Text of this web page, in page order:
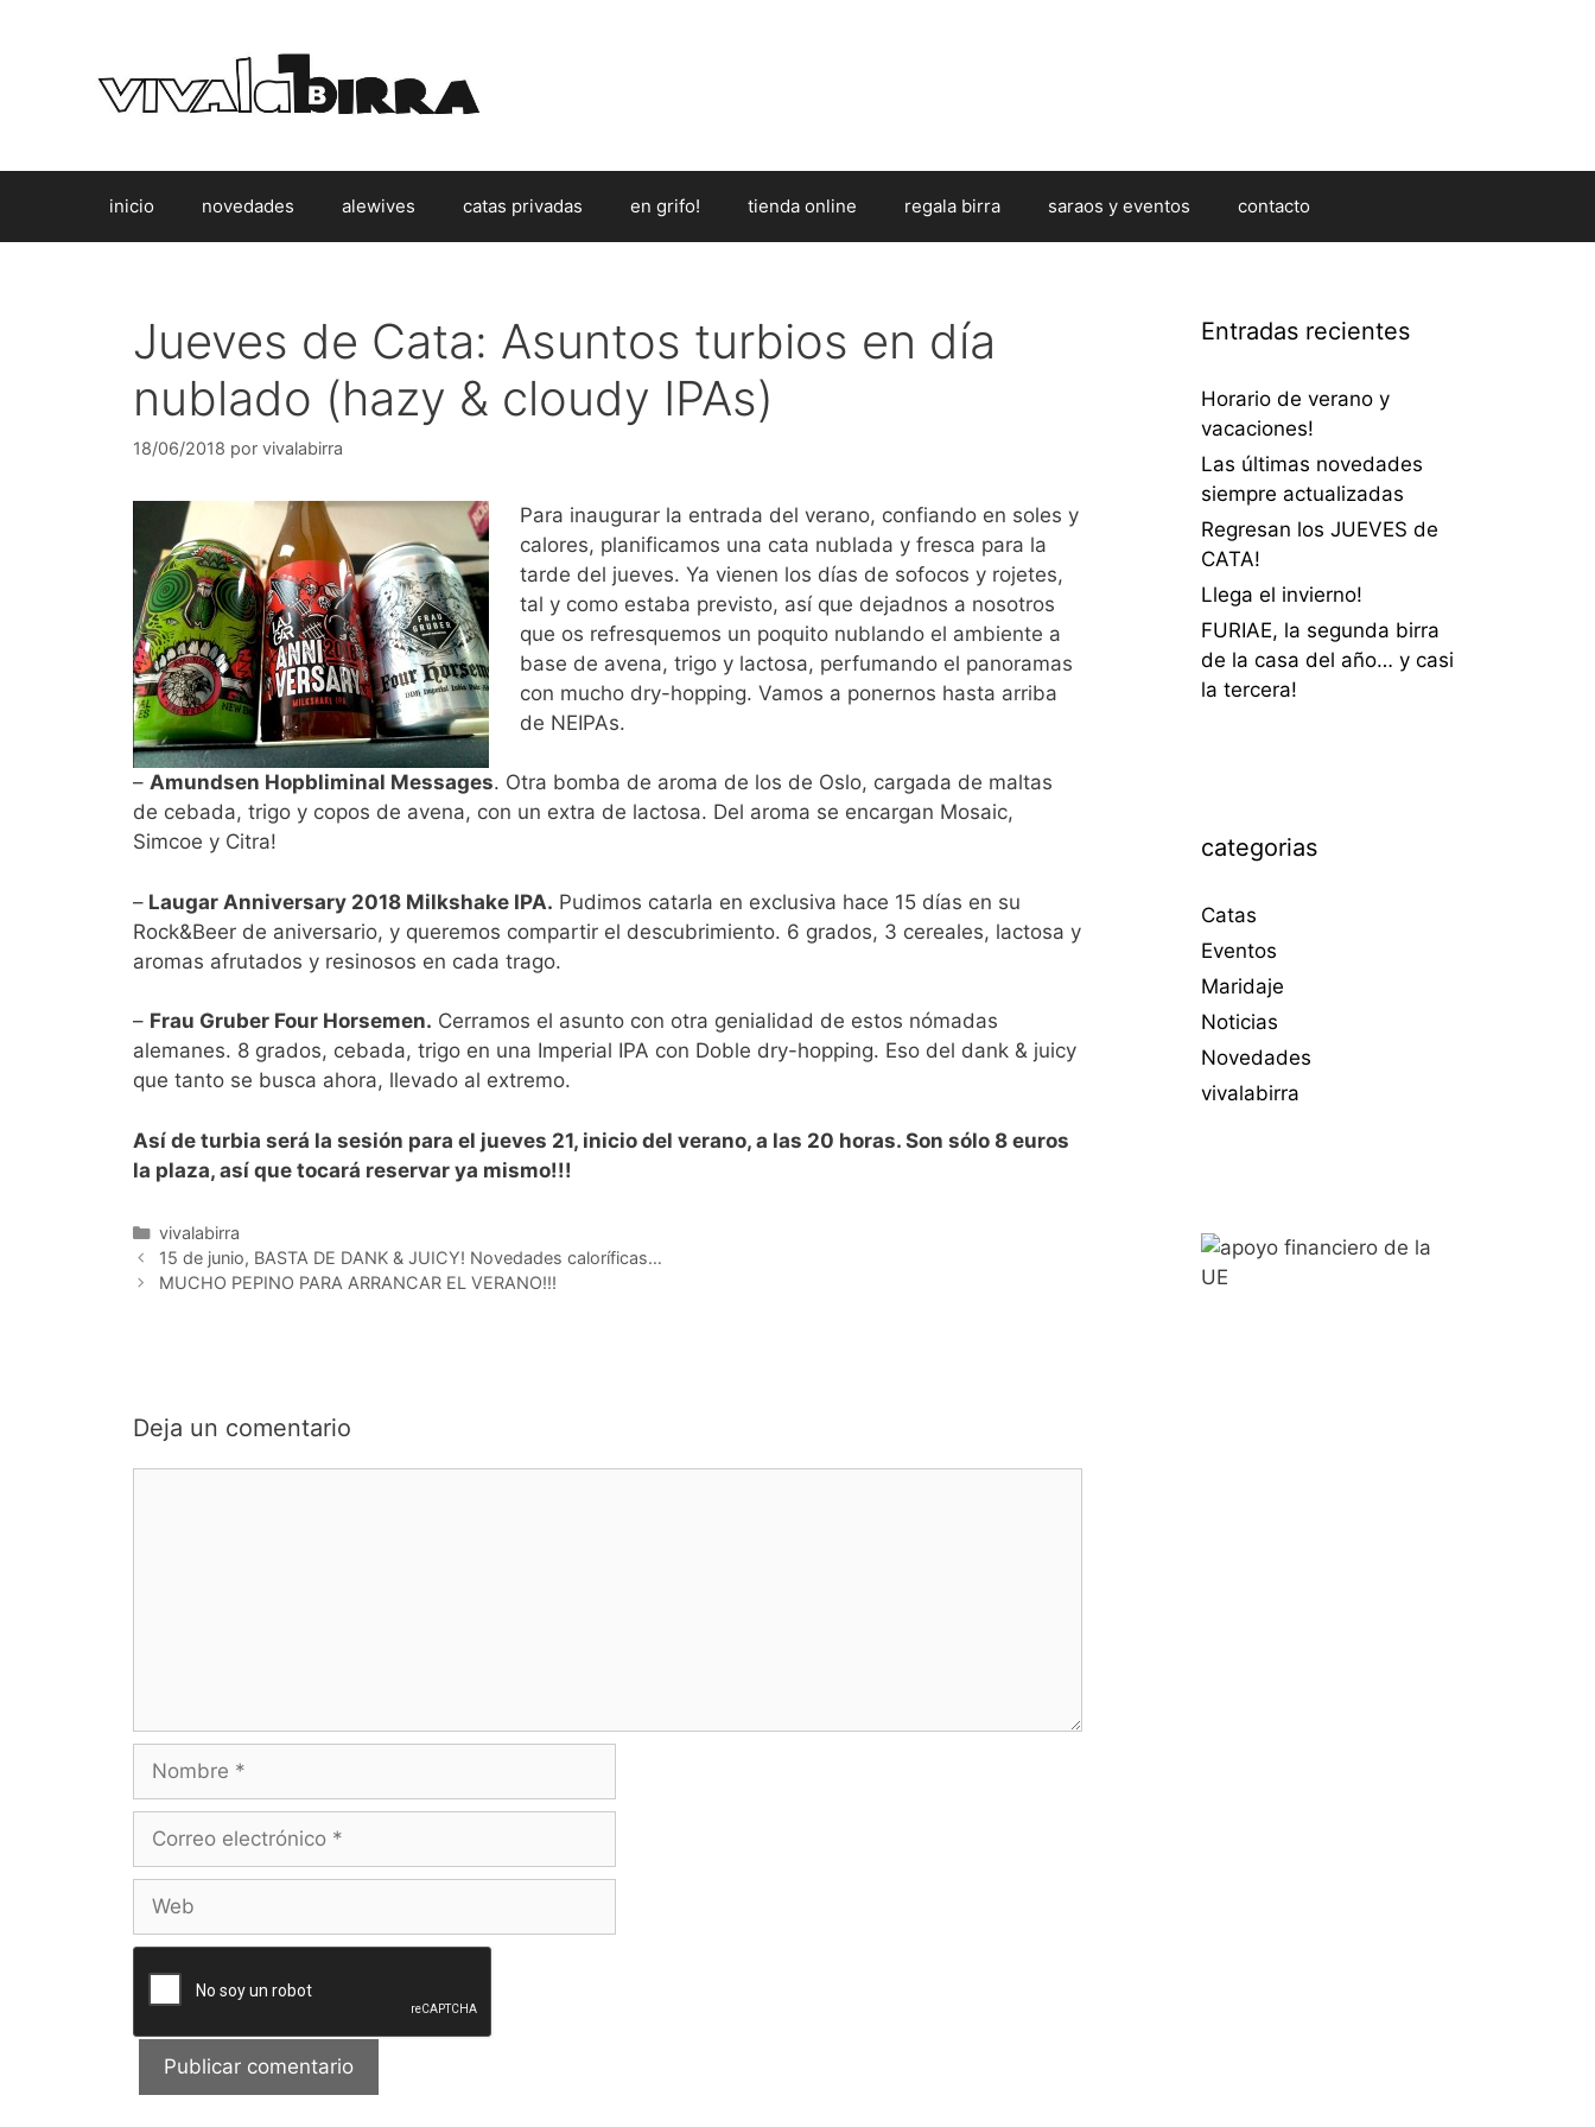
inicio novedades alewives catas privadas en grifo! tienda online regala birra saraos y eventos contacto
Jueves de Cata: Asuntos turbios en día
nublado (hazy & cloudy IPAs)
18/06/2018 por vivalabirra
Para inaugurar la entrada del verano, confiando en soles y
calores, planificamos una cata nublada y fresca para la
tarde del jueves. Ya vienen los días de sofocos y rojetes,
tal y como estaba previsto, así que dejadnos a nosotros
que os refresquemos un poquito nublando el ambiente a
base de avena, trigo y lactosa, perfumando el panoramas
con mucho dry-hopping. Vamos a ponernos hasta arriba
de NEIPAs.
– Amundsen Hopbliminal Messages. Otra bomba de aroma de los de Oslo, cargada de maltas
de cebada, trigo y copos de avena, con un extra de lactosa. Del aroma se encargan Mosaic,
Simcoe y Citra!
– Laugar Anniversary 2018 Milkshake IPA. Pudimos catarla en exclusiva hace 15 días en su
Rock&Beer de aniversario, y queremos compartir el descubrimiento. 6 grados, 3 cereales, lactosa y
aromas afrutados y resinosos en cada trago.
– Frau Gruber Four Horsemen. Cerramos el asunto con otra genialidad de estos nómadas
alemanes. 8 grados, cebada, trigo en una Imperial IPA con Doble dry-hopping. Eso del dank & juicy
que tanto se busca ahora, llevado al extremo.
Así de turbia será la sesión para el jueves 21, inicio del verano, a las 20 horas. Son sólo 8 euros
la plaza, así que tocará reservar ya mismo!!!
Categorías
vivalabirra
15 de junio, BASTA DE DANK & JUICY! Novedades caloríficas…
MUCHO PEPINO PARA ARRANCAR EL VERANO!!!
Deja un comentario
electrónico
Entradas recientes
Horario de verano y
vacaciones!
Las últimas novedades
siempre actualizadas
Regresan los JUEVES de
CATA!
Llega el invierno!
FURIAE, la segunda birra
de la casa del año… y casi
la tercera!
categorias
Catas
Eventos
Maridaje
Noticias
Novedades
vivalabirra